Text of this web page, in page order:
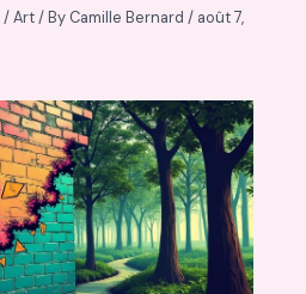
/Art/ By Camille Bernard/ août 7,